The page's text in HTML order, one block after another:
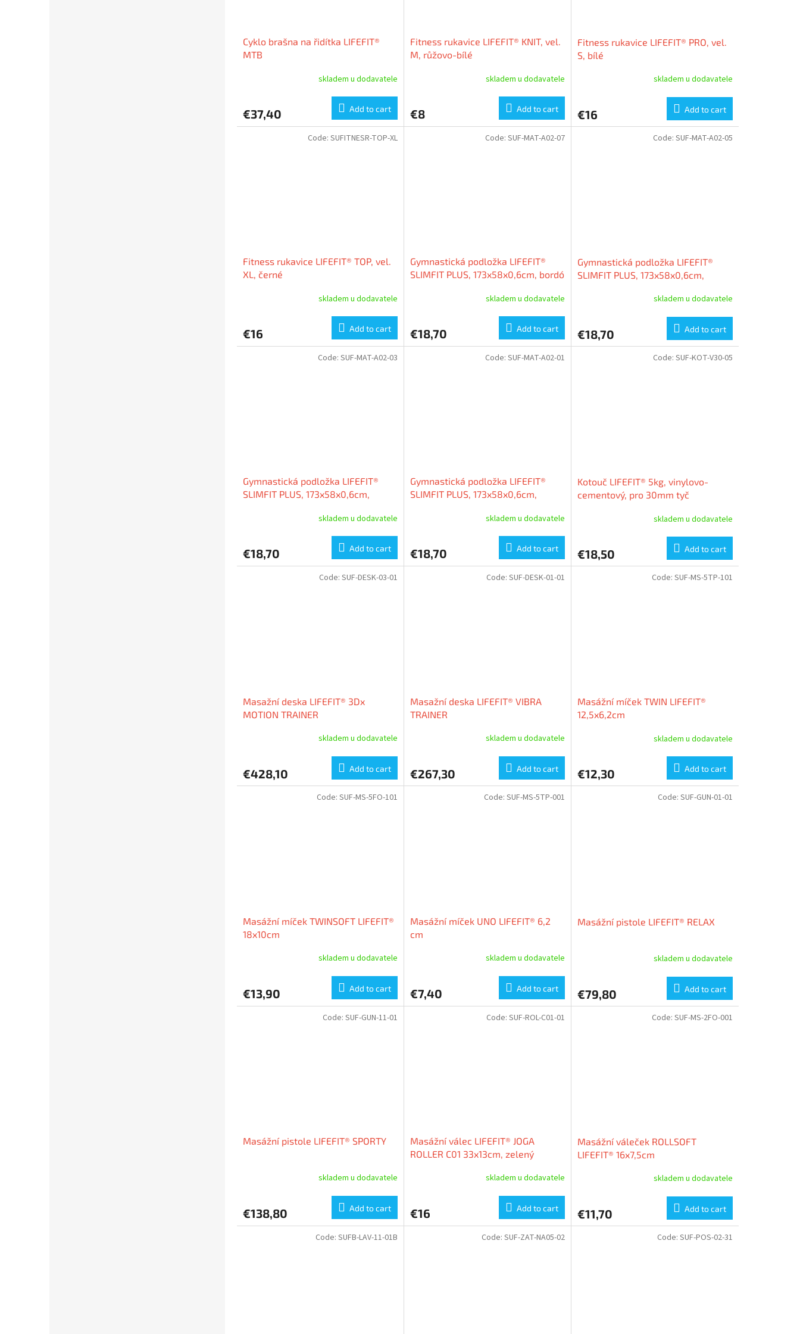
Cyklo brašna na řidítka LIFEFIT®
MTB
skladem u dodavatele
€37,40 Add to cart
Fitness rukavice LIFEFIT® KNIT, vel.
M, růžovo-bílé
skladem u dodavatele
€8 Add to cart
Fitness rukavice LIFEFIT® PRO, vel.
S, bílé
skladem u dodavatele
€16 Add to cart
Fitness rukavice LIFEFIT® TOP, vel.
XL, černé
skladem u dodavatele
€16 Add to cart
Code: SUFITNESR-TOP-XL
Gymnastická podložka LIFEFIT®
SLIMFIT PLUS, 173x58x0,6cm, bordó
skladem u dodavatele
€18,70 Add to cart
Code: SUF-MAT-A02-07
Gymnastická podložka LIFEFIT®
SLIMFIT PLUS, 173x58x0,6cm,
skladem u dodavatele
€18,70 Add to cart
Code: SUF-MAT-A02-05
Gymnastická podložka LIFEFIT®
SLIMFIT PLUS, 173x58x0,6cm,
skladem u dodavatele
€18,70 Add to cart
Code: SUF-MAT-A02-03
Gymnastická podložka LIFEFIT®
SLIMFIT PLUS, 173x58x0,6cm,
skladem u dodavatele
€18,70 Add to cart
Code: SUF-MAT-A02-01
Kotouč LIFEFIT® 5kg, vinylovo-
cementový, pro 30mm tyč
skladem u dodavatele
€18,50 Add to cart
Code: SUF-KOT-V30-05
Masažní deska LIFEFIT® 3Dx
MOTION TRAINER
skladem u dodavatele
€428,10 Add to cart
Code: SUF-DESK-03-01
Masažní deska LIFEFIT® VIBRA
TRAINER
skladem u dodavatele
€267,30 Add to cart
Code: SUF-DESK-01-01
Masážní míček TWIN LIFEFIT®
12,5x6,2cm
skladem u dodavatele
€12,30 Add to cart
Code: SUF-MS-5TP-101
Masážní míček TWINSOFT LIFEFIT®
18x10cm
skladem u dodavatele
€13,90 Add to cart
Code: SUF-MS-5FO-101
Masážní míček UNO LIFEFIT® 6,2
cm
skladem u dodavatele
€7,40 Add to cart
Code: SUF-MS-5TP-001
Masážní pistole LIFEFIT® RELAX
skladem u dodavatele
€79,80 Add to cart
Code: SUF-GUN-01-01
Masážní pistole LIFEFIT® SPORTY
skladem u dodavatele
€138,80 Add to cart
Code: SUF-GUN-11-01
Masážní válec LIFEFIT® JOGA
ROLLER C01 33x13cm, zelený
skladem u dodavatele
€16 Add to cart
Code: SUF-ROL-C01-01
Masážní váleček ROLLSOFT
LIFEFIT® 16x7,5cm
skladem u dodavatele
€11,70 Add to cart
Code: SUF-MS-2FO-001
Code: SUFB-LAV-11-01B Code: SUF-ZAT-NA05-02 Code: SUF-POS-02-31